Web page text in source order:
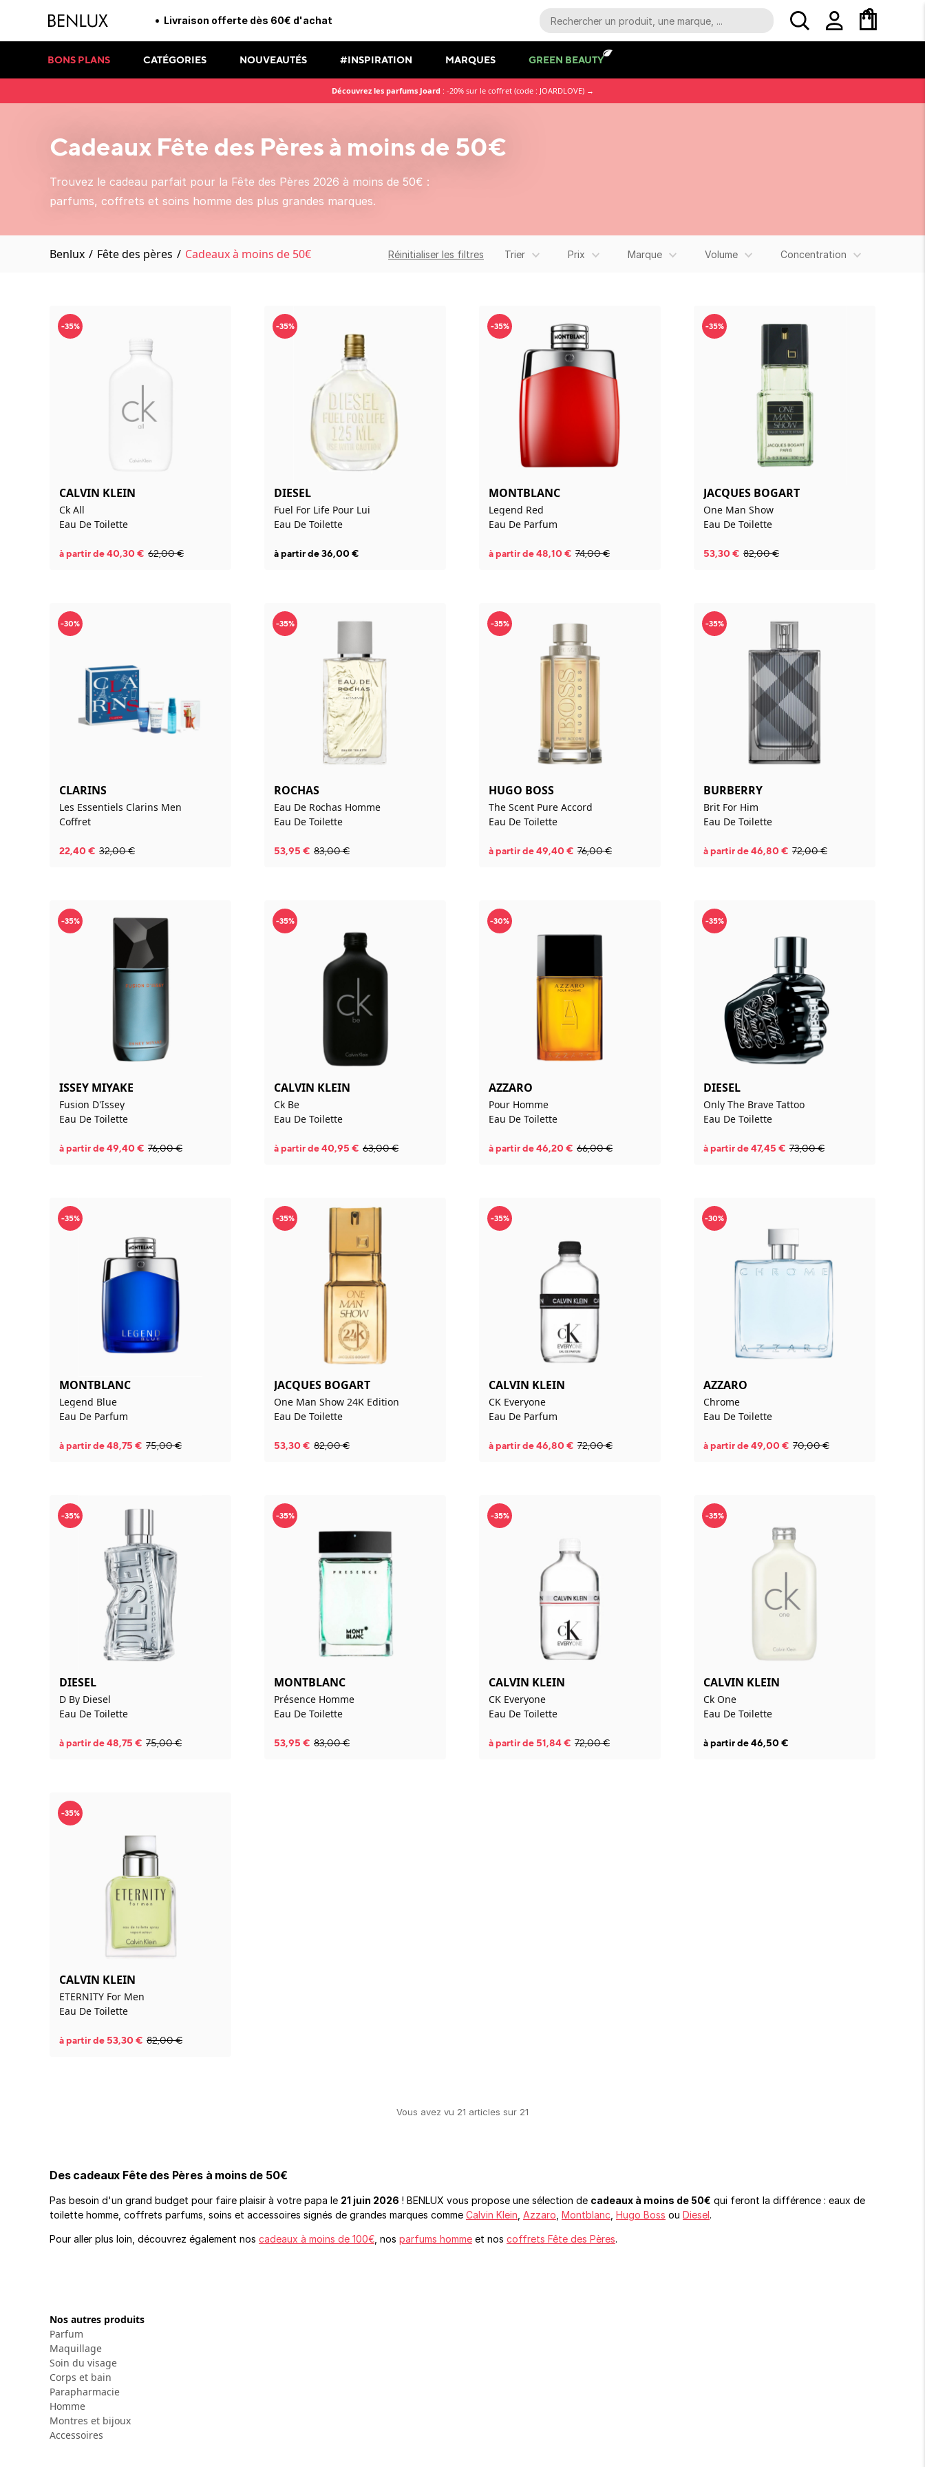
BONS PLANS CATÉGORIES NOUVEAUTÉS #INSPIRATION MARQUES GREEN BEAUTY
Découvrez les parfums Joard : -20% sur le coffret (code : JOARDLOVE) →
Cadeaux Fête des Pères à moins de 50€
Trouvez le cadeau parfait pour la Fête des Pères 2026 à moins de 50€ :
parfums, coffrets et soins homme des plus grandes marques.
Benlux / Fête des pères / Cadeaux à moins de 50€ Réinitialiser les filtres Trier Prix Marque Volume Concentration
-35%
CALVIN KLEIN
Ck All
Eau De Toilette
à partir de40,30€ 62,00€
-35%
DIESEL
Fuel For Life Pour Lui
Eau De Toilette
à partir de36,00€
-35%
MONTBLANC
Legend Red
Eau De Parfum
à partir de48,10€ 74,00€
-35%
JACQUES BOGART
One Man Show
Eau De Toilette
53,30€ 82,00€
-30%
CLARINS
Les Essentiels Clarins Men
Coffret
22,40€ 32,00€
-35%
ROCHAS
Eau De Rochas Homme
Eau De Toilette
53,95 € 83,00€
-35%
HUGO BOSS
The Scent Pure Accord
Eau De Toilette
à partir de49,40€ 76,00€
-35%
BURBERRY
Brit For Him
Eau De Toilette
à partir de46,80€ 72,00€
-35%
ISSEY MIYAKE
Fusion D'Issey
Eau De Toilette
à partir de49,40€ 76,00€
-35%
CALVIN KLEIN
Ck Be
Eau De Toilette
à partir de40,95 € 63,00€
-30%
AZZARO
Pour Homme
Eau De Toilette
à partir de46,20€ 66,00€
-35%
DIESEL
Only The Brave Tattoo
Eau De Toilette
à partir de47,45 € 73,00€
-35%
MONTBLANC
Legend Blue
Eau De Parfum
à partir de48,75 € 75,00€
-35%
JACQUES BOGART
One Man Show 24K Edition
Eau De Toilette
53,30€ 82,00€
-35%
CALVIN KLEIN
CK Everyone
Eau De Parfum
à partir de46,80€ 72,00€
-30%
AZZARO
Chrome
Eau De Toilette
à partir de49,00€ 70,00€
-35%
DIESEL
D By Diesel
Eau De Toilette
à partir de48,75 € 75,00€
-35%
MONTBLANC
Présence Homme
Eau De Toilette
53,95 € 83,00€
-35%
CALVIN KLEIN
CK Everyone
Eau De Toilette
à partir de 51,84€ 72,00€
-35%
CALVIN KLEIN
Ck One
Eau De Toilette
à partir de46,50€
-35%
CALVIN KLEIN
ETERNITY For Men
Eau De Toilette
à partir de 53,30€ 82,00€
Vous avez vu 21 articles sur 21
Des cadeaux Fête des Pères à moins de 50€
Pas besoin d'un grand budget pour faire plaisir à votre papa le 21 juin 2026 ! BENLUX vous propose une sélection de cadeaux à moins de 50€ qui feront la différence : eaux de
toilette homme, coffrets parfums, soins et accessoires signés de grandes marques comme Calvin Klein Azzaro Montblanc Hugo Boss ou Diesel.
Pour aller plus loin, découvrez également nos cadeaux à moins de 100€ , nos parfums homme et nos coffrets Fête des Pères.
Nos autres produits
Parfum
Maquillage
Soin du visage
Corps et bain
Parapharmacie
Homme
Montres et bijoux
Accessoires